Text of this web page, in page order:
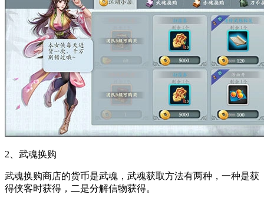
2、武魂换购
武魂换购商店的货币是武魂，武魂获取方法有两种，一种是获
得侠客时获得，二是分解信物获得。